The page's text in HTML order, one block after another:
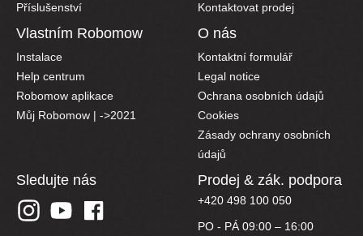
Příslušenství
Kontaktovat prodej
Vlastním Robomow
Instalace
Help centrum
Robomow aplikace
Můj Robomow | ->2021
O nás
Kontaktní formulář
Legal notice
Ochrana osobních údajů
Cookies
Zásady ochrany osobních
údajů
Sledujte nás Prodej & zák. podpora
+420 498 100 050
PO - PÁ 09:00 – 16:00